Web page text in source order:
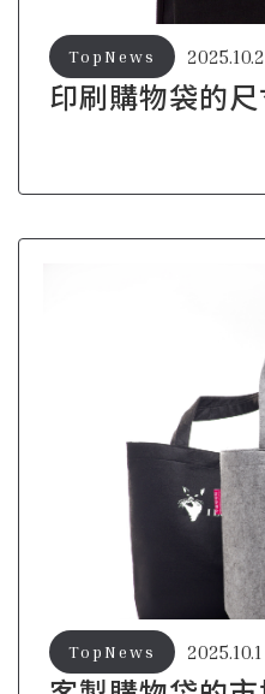
印刷購物袋的尺
2025.10.2
TopNews
2025.10.1
TopNews